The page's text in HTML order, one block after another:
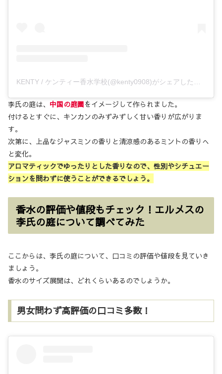
李氏の庭は、 中国の庭園をイメージして作られました。
付けるとすぐに、キンカンのみずみずしく甘い香りが広がりま
す。
次第に、上品なジャスミンの香りと清涼感のあるミントの香りへ
と変化。
アロマティックでゆったりとした香りなので、性別やシチュエー
ションを問わずに使うことができるでしょう。
香水の評価や値段もチェック！エルメスの
李氏の庭について調べてみた
ここからは、李氏の庭について、口コミの評価や値段を見ていき
ましょう。
香水のサイズ展開は、どれくらいあるのでしょうか。
男女問わず高評価の口コミ多数！